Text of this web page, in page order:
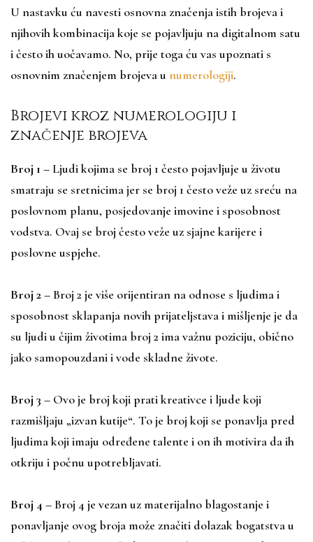
U nastavku ću navesti osnovna značenja istih brojeva i
njihovih kombinacija koje se pojavljuju na digitalnom satu
i često ih uočavamo. No, prije toga ću vas upoznati s
osnovnim značenjem brojeva u numerologiji.
Brojevi kroz numerologiju i
značenje brojeva
Broj 1 – Ljudi kojima se broj 1 često pojavljuje u životu
smatraju se sretnicima jer se broj 1 često veže uz sreću na
poslovnom planu, posjedovanje imovine i sposobnost
vodstva. Ovaj se broj često veže uz sjajne karijere i
poslovne uspjehe.
Broj 2– Broj 2 je više orijentiran na odnose s ljudima i
sposobnost sklapanja novih prijateljstava i mišljenje je da
su ljudi u čijim životima broj 2 ima važnu poziciju, obično
jako samopouzdani i vode skladne živote.
Broj 3 – Ovo je broj koji prati kreativce i ljude koji
razmišljaju „izvan kutije“. To je broj koji se ponavlja pred
ljudima koji imaju određene talente i on ih motivira da ih
otkriju i počnu upotrebljavati.
Broj 4 – Broj 4 je vezan uz materijalno blagostanje i
ponavljanje ovog broja može značiti dolazak bogatstva u